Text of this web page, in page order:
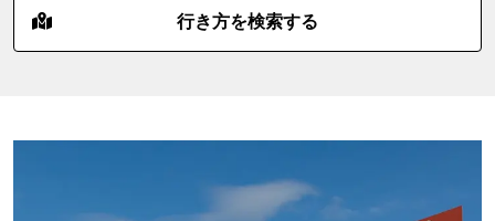
行き方を検索する